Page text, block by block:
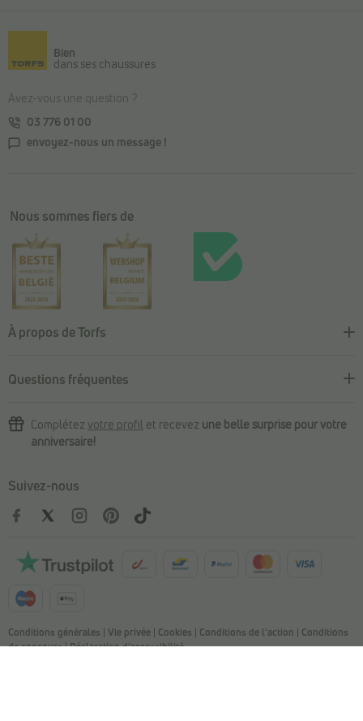
Bien
dans ses chaussures
Avez-vous une question ?
03 776 01 00
envoyez-nous un message !
Nous sommes fiers de
À propos de Torfs
Questions fréquentes
Complétez votre profil et recevez une belle surprise pour votre
anniversaire!
Suivez-nous
Conditions générales | Vie privée | Cookies | Conditions de l'action | Conditions
de concours|Déclaration d’accessibilité